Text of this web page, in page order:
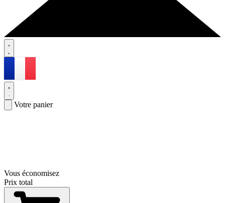
Votre panier
Vous économisez
Prix total